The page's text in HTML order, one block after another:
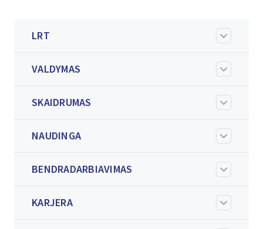
LRT
VALDYMAS
SKAIDRUMAS
NAUDINGA
BENDRADARBIAVIMAS
KARJERA